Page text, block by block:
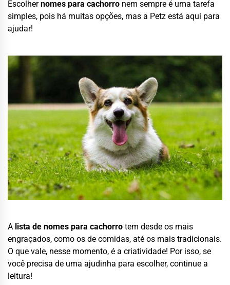
Escolhernomes para cachorro nem sempre é uma tarefa
simples, pois há muitas opções, mas a Petz está aqui para
ajudar!
A lista de nomes para cachorro tem desde os mais
engraçados, como os de comidas, até os mais tradicionais.
O que vale, nesse momento, é a criatividade! Por isso, se
você precisa de uma ajudinha para escolher, continue a
leitura!